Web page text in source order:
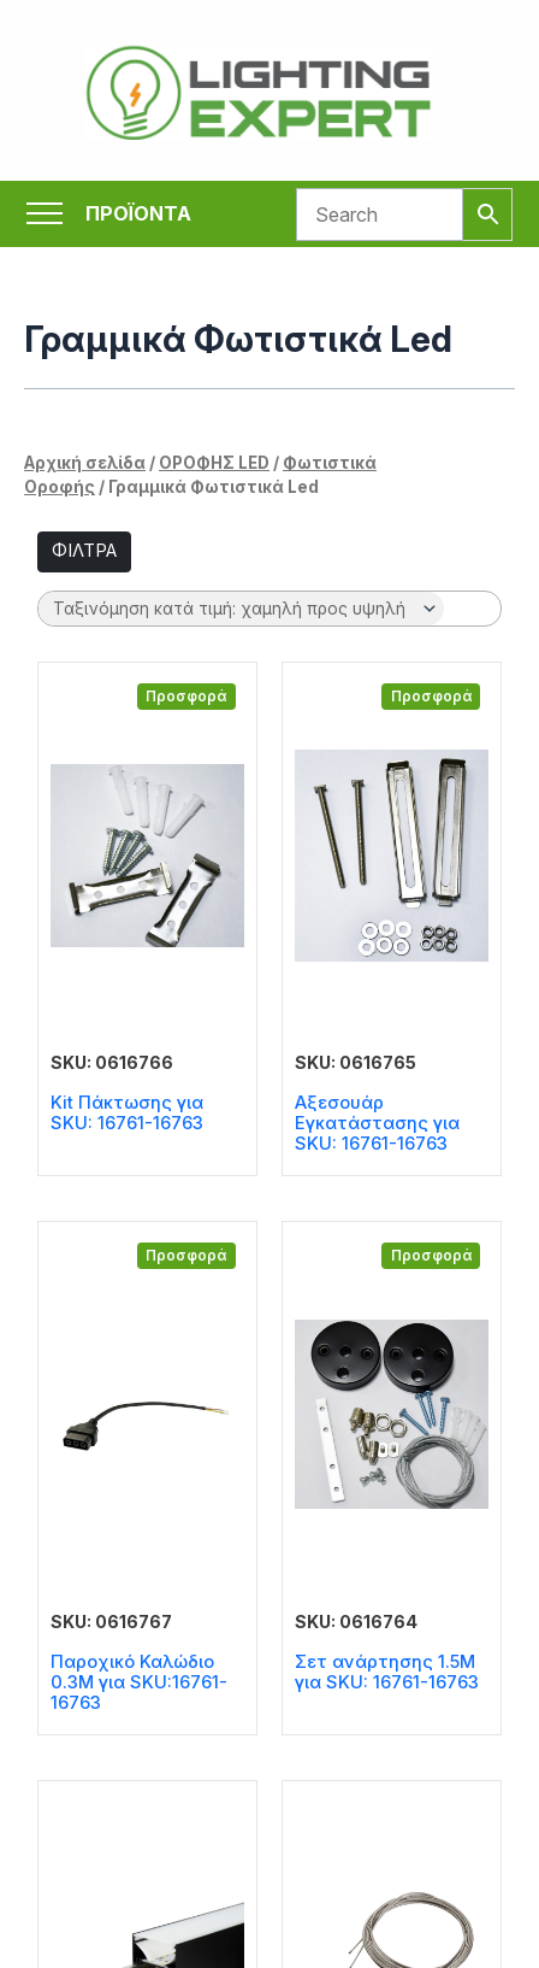
περιεχόμενο
ΠΡΟΪΟΝΤΑ
Γραμμικά Φωτιστικά Led
Αρχική σελίδα / ΟΡΟΦΗΣ LED / Φωτιστικά
Οροφής / Γραμμικά Φωτιστικά Led
ΦΙΛΤΡΑ
Προσφορά
SKU: 0616766
Kit Πάκτωσης για
SKU: 16761-16763
Προσφορά
SKU: 0616765
Αξεσουάρ
Εγκατάστασης για
SKU: 16761-16763
Προσφορά
SKU: 0616767
Παροχικό Καλώδιο
0.3M για SKU:16761-
16763
Προσφορά
SKU: 0616764
Σετ ανάρτησης 1.5Μ
για SKU: 16761-16763